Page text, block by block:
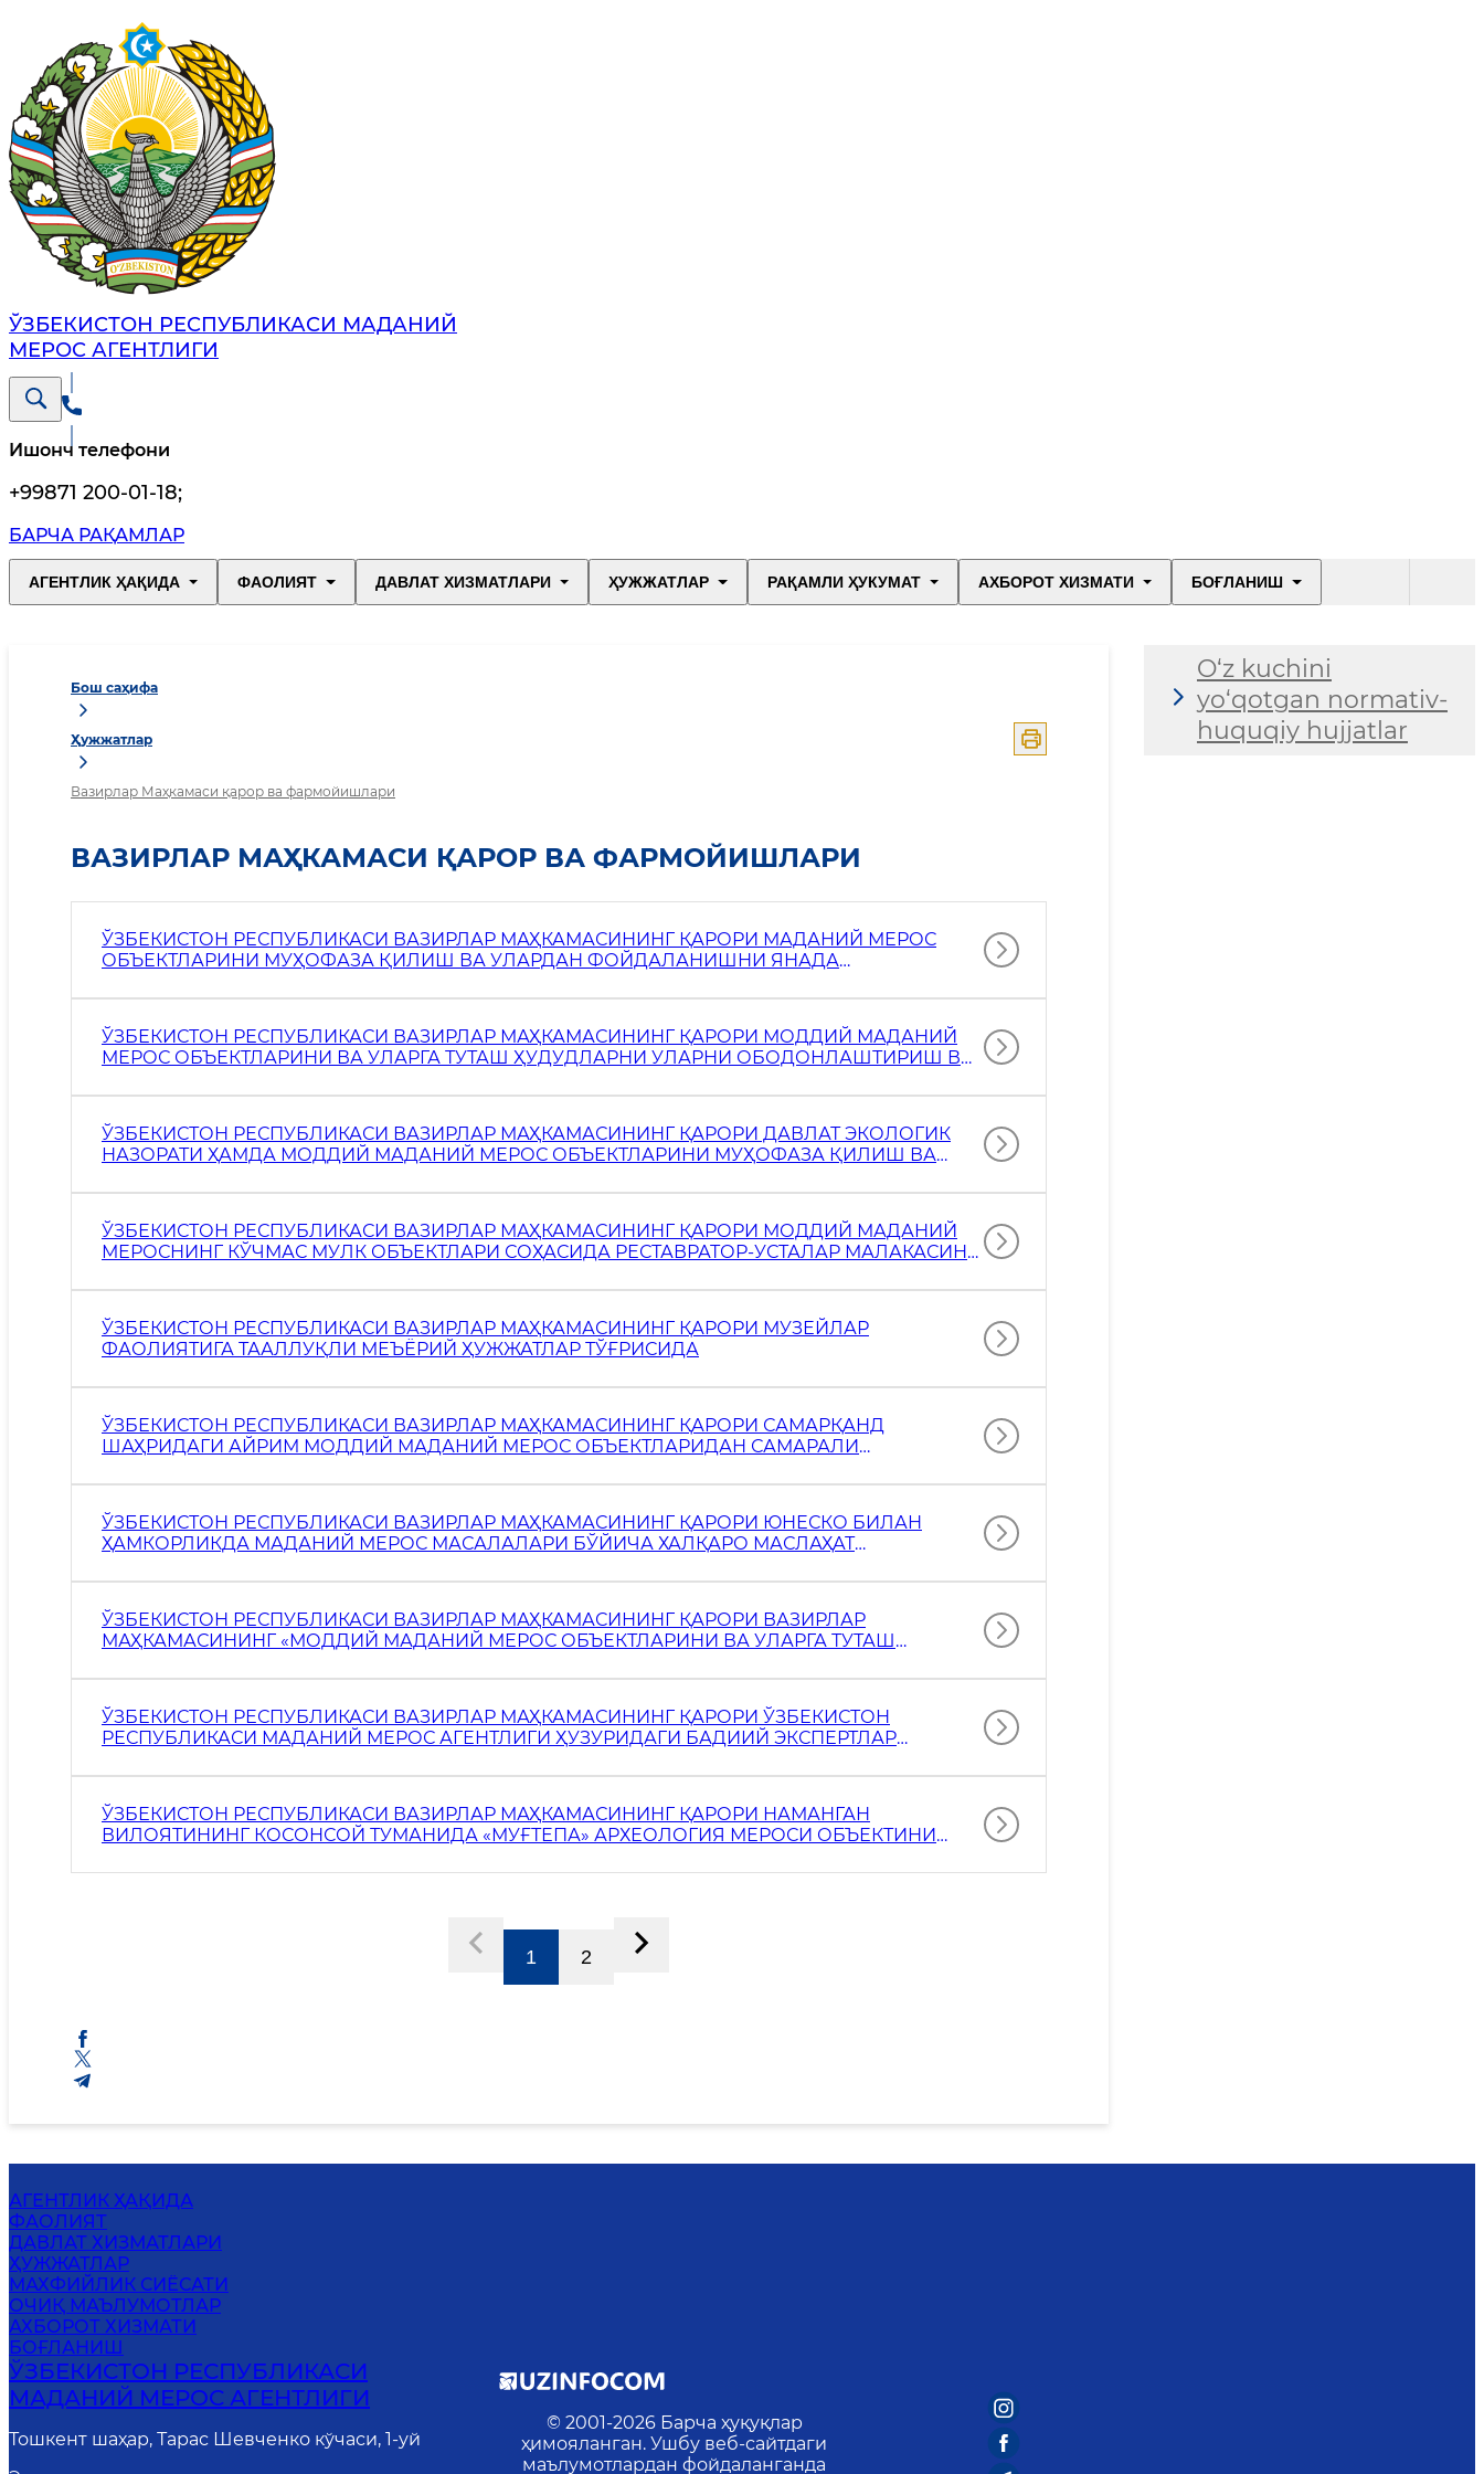
ЎЗБЕКИСТОН РЕСПУБЛИКАСИ МАДАНИЙ
МЕРОС АГЕНТЛИГИ
Ишонч телефони
+99871 200-01-18;
БАРЧА РАҚАМЛАР
АГЕНТЛИК ҲАҚИДА ФАОЛИЯТ ДАВЛАТ ХИЗМАТЛАРИ ҲУЖЖАТЛАР РАҚАМЛИ ҲУКУМАТ АХБОРОТ ХИЗМАТИ БОҒЛАНИШ
Бош саҳифа
Ҳужжатлар
Вазирлар Маҳкамаси қарор ва фармойишлари
ВАЗИРЛАР МАҲКАМАСИ ҚАРОР ВА ФАРМОЙИШЛАРИ
ЎЗБЕКИСТОН РЕСПУБЛИКАСИ ВАЗИРЛАР МАҲКАМАСИНИНГ ҚАРОРИ МАДАНИЙ МЕРОС
ОБЪЕКТЛАРИНИ МУҲОФАЗА ҚИЛИШ ВА УЛАРДАН ФОЙДАЛАНИШНИ ЯНАДА
ЎЗБЕКИСТОН РЕСПУБЛИКАСИ ВАЗИРЛАР МАҲКАМАСИНИНГ ҚАРОРИ МОДДИЙ МАДАНИЙ
МЕРОС ОБЪЕКТЛАРИНИ ВА УЛАРГА ТУТАШ ҲУДУДЛАРНИ УЛАРНИ ОБОДОНЛАШТИРИШ ВА
ИЖАРАГА БЕРИШ ТАРТИБИ ТЎҒРИСИДАГИ НИЗОМНИ ТАСДИҚЛА
ЎЗБЕКИСТОН РЕСПУБЛИКАСИ ВАЗИРЛАР МАҲКАМАСИНИНГ ҚАРОРИ ДАВЛАТ ЭКОЛОГИК
НАЗОРАТИ ҲАМДА МОДДИЙ МАДАНИЙ МЕРОС ОБЪЕКТЛАРИНИ МУҲОФАЗА ҚИЛИШ ВА
ЖОРИЙ ЭТИШ ЧОРА-ТАДБИРЛАРИ ТЎҒРИСИДА
ЎЗБЕКИСТОН РЕСПУБЛИКАСИ ВАЗИРЛАР МАҲКАМАСИНИНГ ҚАРОРИ МОДДИЙ МАДАНИЙ
МЕРОСНИНГ КЎЧМАС МУЛК ОБЪЕКТЛАРИ СОҲАСИДА РЕСТАВРАТОР-УСТАЛАР МАЛАКАСИНИ
КЎРСАТИШНИНГ МАЪМУРИЙ РЕГЛАМЕНТИНИ ТАСДИҚЛАШ
ЎЗБЕКИСТОН РЕСПУБЛИКАСИ ВАЗИРЛАР МАҲКАМАСИНИНГ ҚАРОРИ МУЗЕЙЛАР
ФАОЛИЯТИГА ТААЛЛУҚЛИ МЕЪЁРИЙ ҲУЖЖАТЛАР ТЎҒРИСИДА
ЎЗБЕКИСТОН РЕСПУБЛИКАСИ ВАЗИРЛАР МАҲКАМАСИНИНГ ҚАРОРИ САМАРҚАНД
ШАҲРИДАГИ АЙРИМ МОДДИЙ МАДАНИЙ МЕРОС ОБЪЕКТЛАРИДАН САМАРАЛИ
ЎЗБЕКИСТОН РЕСПУБЛИКАСИ ВАЗИРЛАР МАҲКАМАСИНИНГ ҚАРОРИ ЮНЕСКО БИЛАН
ҲАМКОРЛИКДА МАДАНИЙ МЕРОС МАСАЛАЛАРИ БЎЙИЧА ХАЛҚАРО МАСЛАҲАТ
ЎЗБЕКИСТОН РЕСПУБЛИКАСИ ВАЗИРЛАР МАҲКАМАСИНИНГ ҚАРОРИ ВАЗИРЛАР
МАҲКАМАСИНИНГ «МОДДИЙ МАДАНИЙ МЕРОС ОБЪЕКТЛАРИНИ ВА УЛАРГА ТУТАШ
ИНВЕСТИЦИЯ МАЖБУРИЯТЛАРИ ОЛГАН ҲОЛДА ИЖАРАГА БЕРИШ ТАРТИБИ ТЎҒР
ЎЗБЕКИСТОН РЕСПУБЛИКАСИ ВАЗИРЛАР МАҲКАМАСИНИНГ ҚАРОРИ ЎЗБЕКИСТОН
РЕСПУБЛИКАСИ МАДАНИЙ МЕРОС АГЕНТЛИГИ ҲУЗУРИДАГИ БАДИИЙ ЭКСПЕРТЛАР
ЎЗБЕКИСТОН РЕСПУБЛИКАСИ ВАЗИРЛАР МАҲКАМАСИНИНГ ҚАРОРИ НАМАНГАН
ВИЛОЯТИНИНГ КОСОНСОЙ ТУМАНИДА «МУҒТЕПА» АРХЕОЛОГИЯ МЕРОСИ ОБЪЕКТИНИ
1 2
O‘z kuchini
yo‘qotgan normativ-
huquqiy hujjatlar
АГЕНТЛИК ҲАҚИДА
ФАОЛИЯТ
ДАВЛАТ ХИЗМАТЛАРИ
ҲУЖЖАТЛАР
MАХФИЙЛИК СИЁСАТИ
ОЧИҚ МАЪЛУМОТЛАР
АХБОРОТ ХИЗМАТИ
БОҒЛАНИШ
ЎЗБЕКИСТОН РЕСПУБЛИКАСИ
МАДАНИЙ МЕРОС АГЕНТЛИГИ
Тошкент шаҳар, Тарас Шевченко кўчаси, 1-уй
© 2001-2026 Барча ҳуқуқлар
ҳимояланган. Ушбу веб-сайтдаги
маълумотлардан фойдаланганда